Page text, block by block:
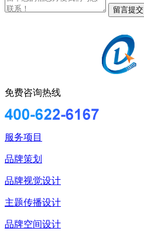
免费咨询热线
服务项目
品牌策划
品牌视觉设计
主题传播设计
品牌空间设计